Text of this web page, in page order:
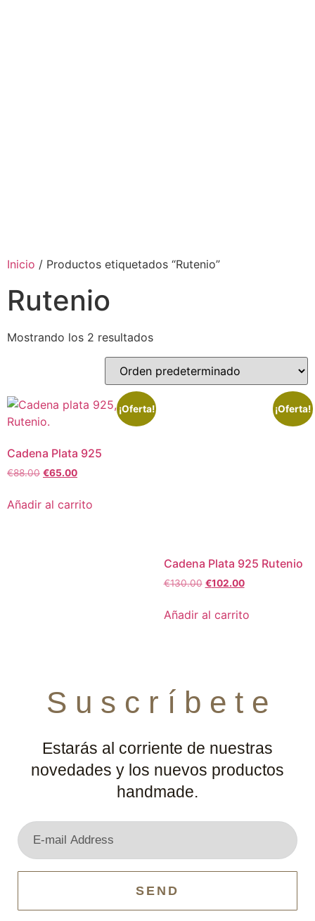
Inicio / Productos etiquetados “Rutenio”
Rutenio
Mostrando los 2 resultados
¡Oferta!
Cadena Plata 925
€88.00 €65.00
Añadir al carrito
¡Oferta!
Cadena Plata 925 Rutenio
€130.00 €102.00
Añadir al carrito
S u s c r í b e t e
Estarás al corriente de nuestras
novedades y los nuevos productos
handmade.
SEND